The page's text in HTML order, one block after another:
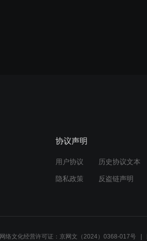
协议声明
用户协议 历史协议文本
隐私政策 反盗链声明
网络文化经营许可证：京网文（2024）0368-017号